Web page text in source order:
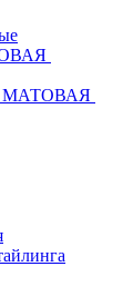
МАТОВАЯ